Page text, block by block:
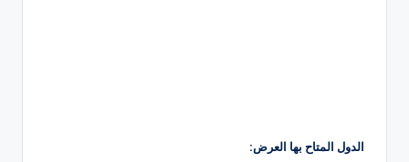
الدول المتاح بها العرض: